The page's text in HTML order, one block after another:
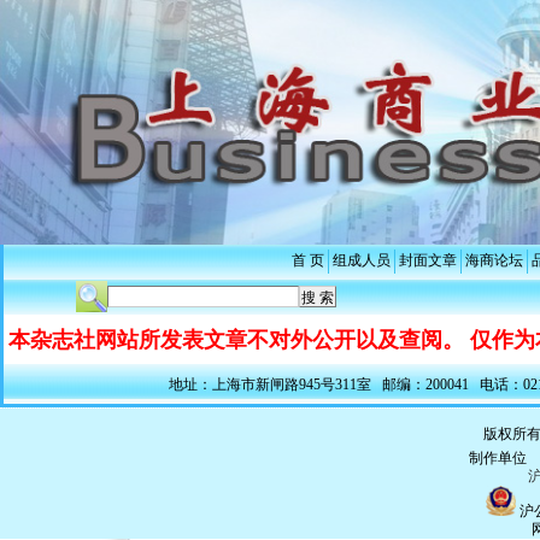
首 页 组成人员 封面文章 海商论坛
本杂志社网站所发表文章不对外公开以及查阅。 仅作
地址：上海市新闸路945号311室 邮编：200041 电话：
版权所
制作单位
沪